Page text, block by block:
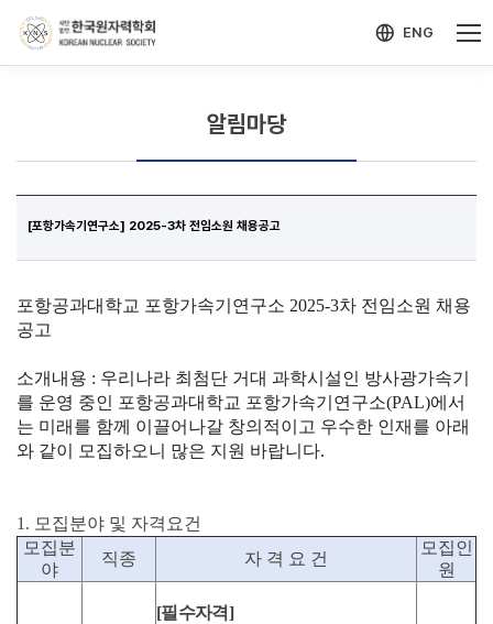
ENG
알림마당
[포항가속기연구소] 2025-3차 전임소원 채용공고
포항공과대학교 포항가속기연구소 2025-3차 전임소원 채용
공고
소개내용 : 우리나라 최첨단 거대 과학시설인 방사광가속기
를 운영 중인 포항공과대학교 포항가속기연구소(PAL)에서
는 미래를 함께 이끌어나갈 창의적이고 우수한 인재를 아래
와 같이 모집하오니 많은 지원 바랍니다.
1. 모집분야 및 자격요건
모집분
야
직종 자 격 요 건
모집인
원
[필수자격]